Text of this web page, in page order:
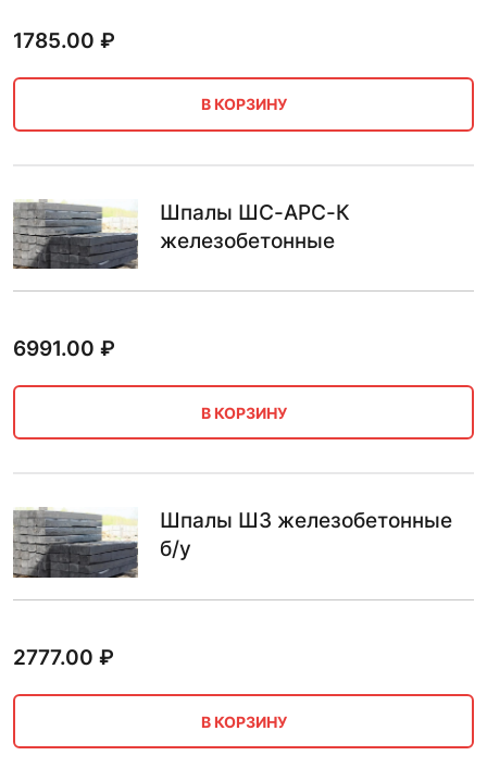
1785.00 ₽
В КОРЗИНУ
Шпалы ШС-АРС-К
железобетонные
6991.00 ₽
В КОРЗИНУ
Шпалы Ш3 железобетонные
б/у
2777.00 ₽
В КОРЗИНУ